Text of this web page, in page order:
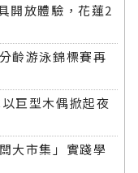
開放體驗，花蓮2
齡游泳錦標賽再
巨型木偶掀起夜
大市集」實踐學